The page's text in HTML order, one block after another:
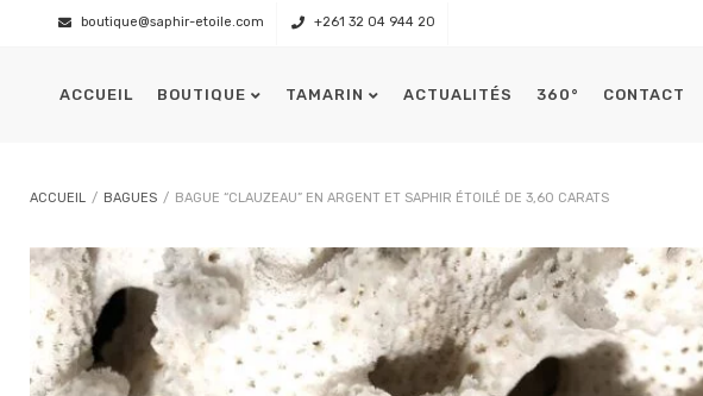
boutique@saphir-etoile.com +261 32 04 944 20
ACCUEIL BOUTIQUE TAMARIN
Présentation L’équipage
ACTUALITÉS 360° CONTACT
ACCUEIL / BAGUES / BAGUE “CLAUZEAU” EN ARGENT ET SAPHIR ÉTOILÉ DE 3,60 CARATS